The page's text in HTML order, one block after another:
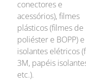
conectores e
acessórios), filmes
plásticos (filmes de
poliéster e BOPP) e
isolantes elétricos
3M, papéis
etc.).